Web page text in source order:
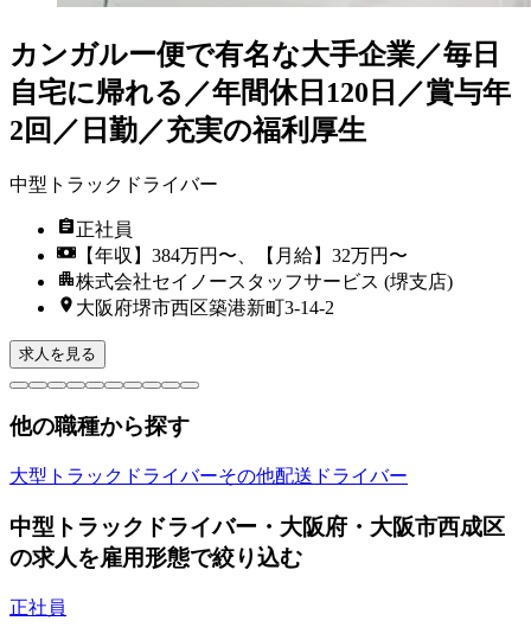
カンガルー便で有名な大手企業／毎日
自宅に帰れる／年間休日120日／賞与年
2回／日勤／充実の福利厚生
中型トラックドライバー
正社員
【年収】384万円〜、【月給】32万円〜
株式会社セイノースタッフサービス (堺支店)
大阪府堺市西区築港新町3-14-2
求人を見る
他の職種から探す
大型トラックドライバーその他配送ドライバー
中型トラックドライバー・大阪府・大阪市西成区
の求人を雇用形態で絞り込む
正社員